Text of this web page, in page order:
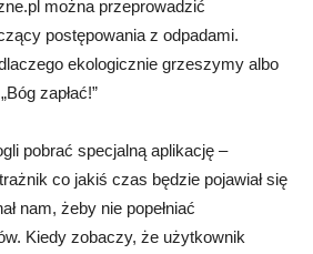
można przeprowadzić
postępowania z odpadami.
ekologicznie grzeszymy albo
zapłać!”
pobrać specjalną aplikację –
co jakiś czas będzie pojawiał się
nam, żeby nie popełniać
Kiedy zobaczy, że użytkownik